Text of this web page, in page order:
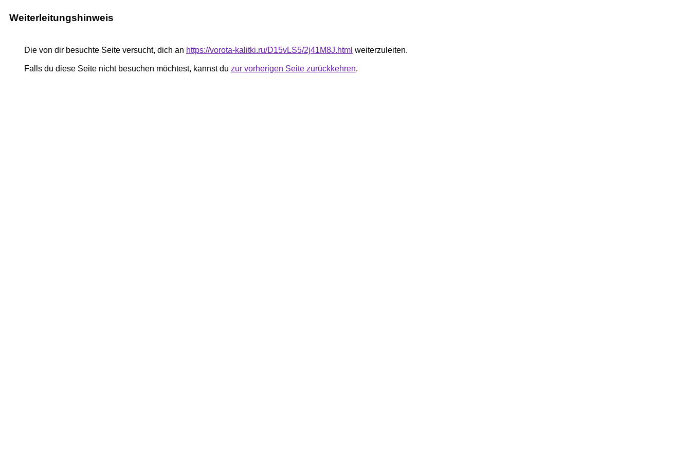
Weiterleitungshinweis
Die von dir besuchte Seite versucht, dich an https://vorota-kalitki.ru/D15vLS5/2j41M8J.html weiterzuleiten.
Falls du diese Seite nicht besuchen möchtest, kannst du zur vorherigen Seite zurückkehren.